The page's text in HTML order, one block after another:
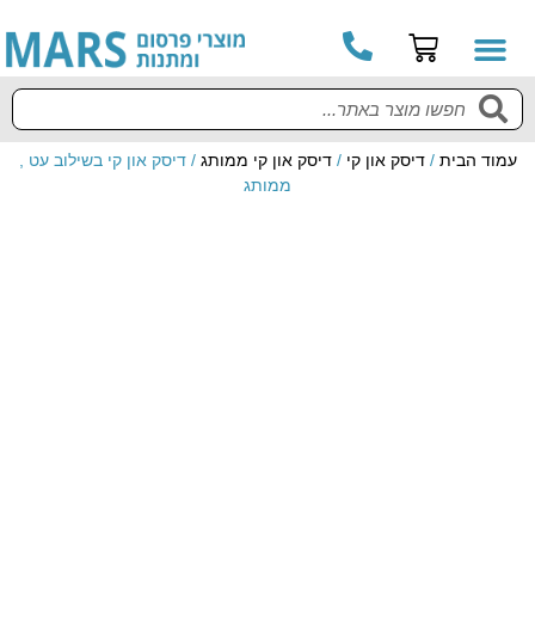
עמוד הבית /דיסק און קי /דיסק און קי ממותג / דיסק און קי בשילוב עט ,
ממותג